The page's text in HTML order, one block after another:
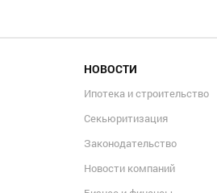
НОВОСТИ
Ипотека и строительство
Секьюритизация
Законодательство
Новости компаний